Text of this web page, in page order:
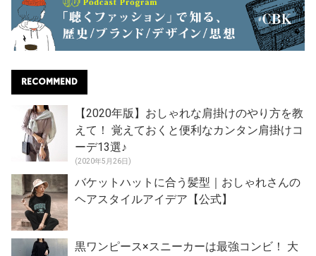
RECOMMEND
【2020年版】おしゃれな肩掛けのやり方を教
えて！ 覚えておくと便利なカンタン肩掛けコ
ーデ13選♪
(2020年5月26日)
バケットハットに合う髪型｜おしゃれさんの
ヘアスタイルアイデア【公式】
黒ワンピース×スニーカーは最強コンビ！ 大